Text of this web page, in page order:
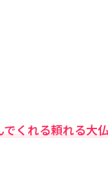
でくれる頼れる大